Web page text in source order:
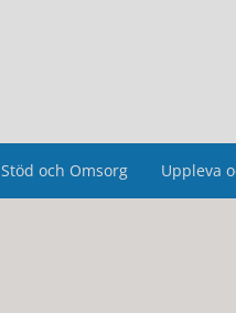
Stöd och Omsorg Uppleva